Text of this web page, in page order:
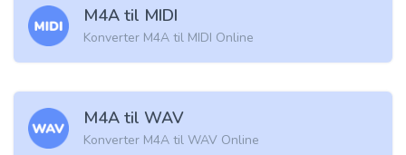
M4A til MIDI
Konverter M4A til MIDI Online
M4A til WAV
Konverter M4A til WAV Online